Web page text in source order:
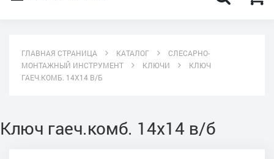
ГЛАВНАЯ СТРАНИЦА КАТАЛОГ
СЛЕСАРНО-
МОНТАЖНЫЙ ИНСТРУМЕНТ
КЛЮЧИ
КЛЮЧ
ГАЕЧ.КОМБ. 14Х14 В/Б
Ключ гаеч.комб. 14х14 в/б